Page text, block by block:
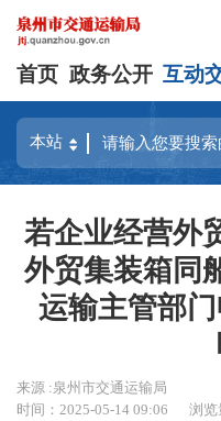
首页 政务公开 互动
若企业经营外
外贸集装箱同
运输主管部
来源 :泉州市交通运输局
时间：2025-05-14 09:06
浏览